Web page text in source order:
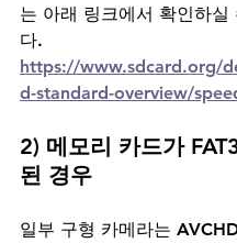
는 아래 링크에서 확인하실
다.
https://www.sdcard.org/
d-standard-overview/
2) 메모리 카드가
된 경우
일부 구형 카메라는